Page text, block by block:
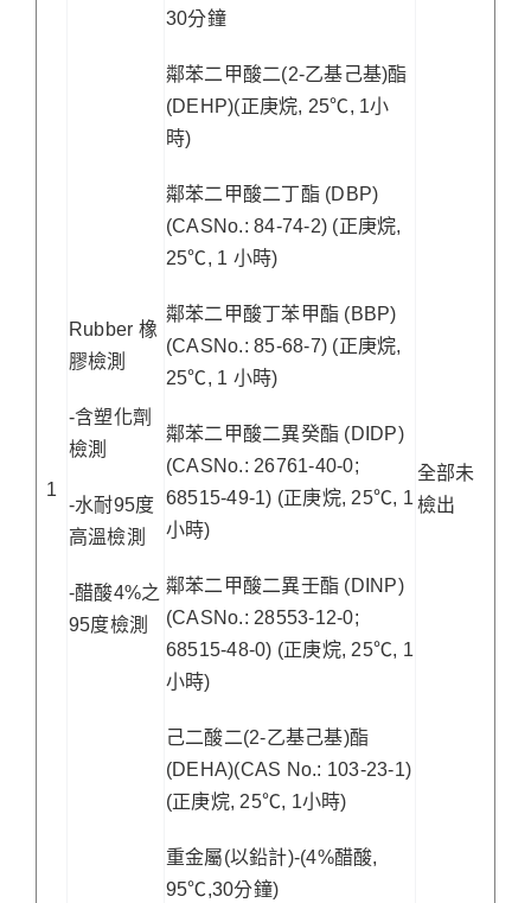
1
Rubber 橡
膠檢測
-含塑化劑
檢測
-水耐95度
高溫檢測
-醋酸4%之
95度檢測
30分鐘
鄰苯二甲酸二(2-乙基己基)酯
(DEHP)(正庚烷, 25℃, 1小
時)
鄰苯二甲酸二丁酯 (DBP)
(CASNo.: 84-74-2) (正庚烷,
25℃, 1 小時)
鄰苯二甲酸丁苯甲酯 (BBP)
(CASNo.: 85-68-7) (正庚烷,
25℃, 1 小時)
鄰苯二甲酸二異癸酯 (DIDP)
(CASNo.: 26761-40-0;
68515-49-1) (正庚烷, 25℃, 1
小時)
鄰苯二甲酸二異壬酯 (DINP)
(CASNo.: 28553-12-0;
68515-48-0) (正庚烷, 25℃, 1
小時)
己二酸二(2-乙基己基)酯
(DEHA)(CAS No.: 103-23-1)
(正庚烷, 25℃, 1小時)
重金屬(以鉛計)-(4%醋酸,
95℃,30分鐘)
全部未
檢出